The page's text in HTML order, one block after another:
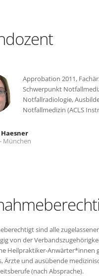
Approbation 2011,
Schwerpunkt
Notfallradiologie,
Notfallmedizin (ACLS
München
sind alle
von der
Heilpraktiker-Anwärter*innen
Ärzte und ausübende
(nach Absprache).